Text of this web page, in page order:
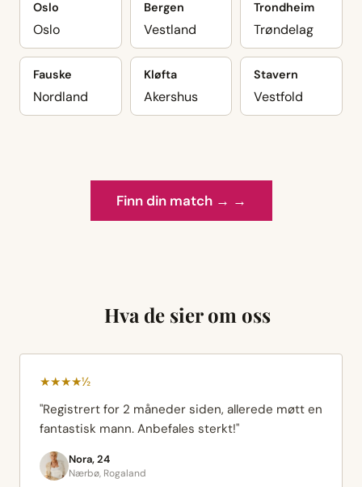
Oslo
Oslo
Bergen
Vestland
Trondheim
Trøndelag
Fauske
Nordland
Kløfta
Akershus
Stavern
Vestfold
Finn din match → →
Hva de sier om oss
★★★★½
"Registrert for 2 måneder siden, allerede møtt en
fantastisk mann. Anbefales sterkt!"
Nora, 24
Nærbø, Rogaland